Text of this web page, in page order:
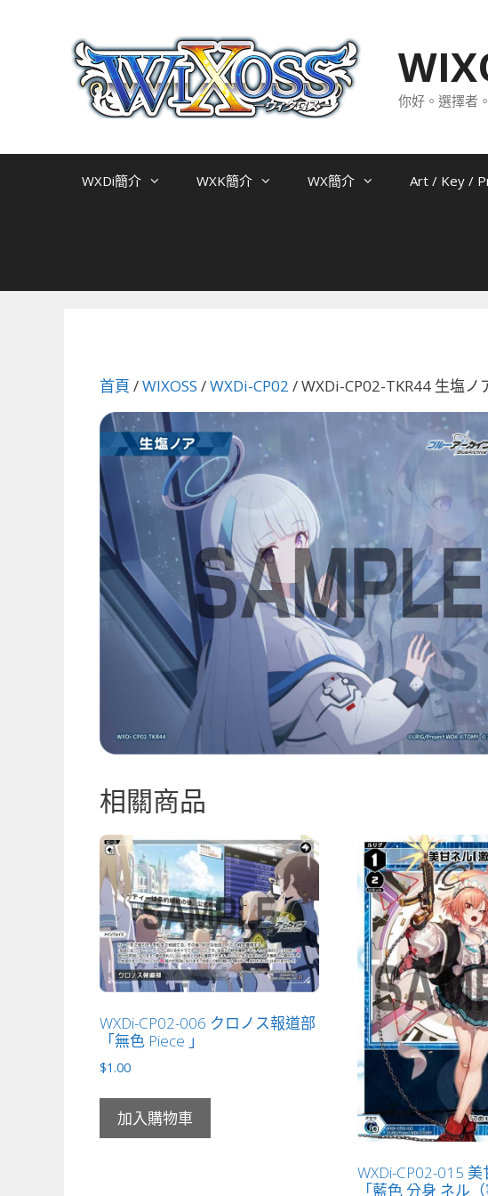
你好。選擇者。
WXDi簡介 WXK簡介 WX簡介 Art / Key /
首頁 /WIXOSS /WXDi-CP02 / WXDi-CP02-TKR44 生塩ノ
相關商品
WXDi-CP02-006 クロノス報道部
「無色 Piece 」
$1.00
加入購物車
WXDi-CP02-015
「藍色 分身 ネル